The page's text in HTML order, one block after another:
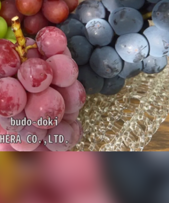
チャレンジ
CAMPFIRE for Social
CAMPFIREふるさと納税